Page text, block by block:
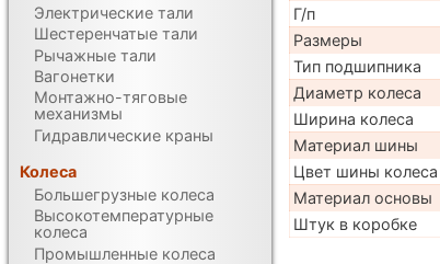
Г/п
Размеры
Тип подшипника
Диаметр колеса
Ширина колеса
Материал шины
Цвет шины колеса
Материал основы
Штук в коробке
Электрические тали
Шестеренчатые тали
Рычажные тали
Вагонетки
Монтажно-тяговые
механизмы
Гидравлические краны
Колеса
Большегрузные колеса
Высокотемпературные
колеса
Промышленные колеса